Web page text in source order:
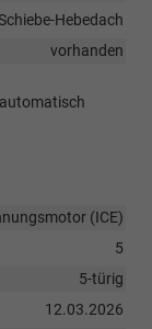
Hebedach
vorhanden
(ICE)
5
5-türig
12.03.2026